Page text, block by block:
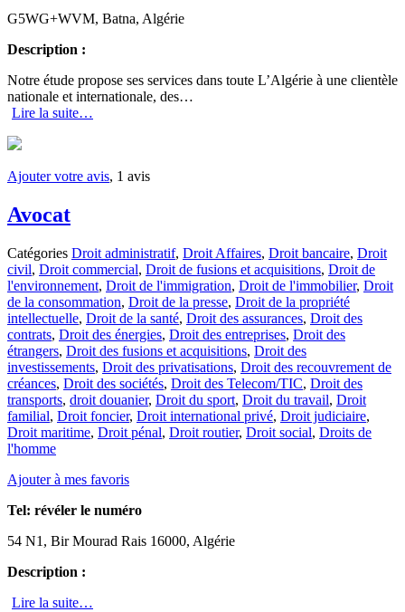
G5WG+WVM, Batna, Algérie
Description :
Notre étude propose ses services dans toute L’Algérie à une clientèle
nationale et internationale, des…
Lire la suite…
Ajouter votre avis, 1 avis
Avocat
Catégories Droit administratif, Droit Affaires, Droit bancaire, Droit
civil, Droit commercial, Droit de fusions et acquisitions, Droit de
l'environnement, Droit de l'immigration, Droit de l'immobilier, Droit
de la consommation, Droit de la presse, Droit de la propriété
intellectuelle, Droit de la santé, Droit des assurances, Droit des
contrats, Droit des énergies, Droit des entreprises, Droit des
étrangers, Droit des fusions et acquisitions, Droit des
investissements, Droit des privatisations, Droit des recouvrement de
créances, Droit des sociétés, Droit des Telecom/TIC, Droit des
transports, droit douanier, Droit du sport, Droit du travail, Droit
familial, Droit foncier, Droit international privé, Droit judiciaire,
Droit maritime, Droit pénal, Droit routier, Droit social, Droits de
l'homme
Ajouter à mes favoris
Tel: révéler le numéro
54 N1, Bir Mourad Rais 16000, Algérie
Description :
Lire la suite…